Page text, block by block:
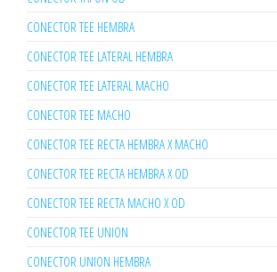
CONECTOR TEE HEMBRA
CONECTOR TEE LATERAL HEMBRA
CONECTOR TEE LATERAL MACHO
CONECTOR TEE MACHO
CONECTOR TEE RECTA HEMBRA X MACHO
CONECTOR TEE RECTA HEMBRA X OD
CONECTOR TEE RECTA MACHO X OD
CONECTOR TEE UNION
CONECTOR UNION HEMBRA